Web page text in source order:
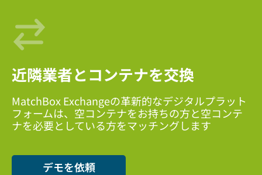
近隣業者とコンテナを交換
MatchBox Exchangeの革新的なデジタルプラット
フォームは、空コンテナをお持ちの方と空コンテ
ナを必要としている方をマッチングします
デモを依頼